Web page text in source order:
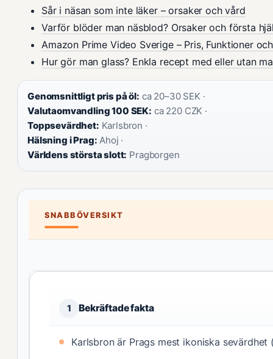
Sår i näsan som inte läker – orsaker och vård
Varför blöder man näsblod? Orsaker och första
Amazon Prime Video Sverige – Pris, Funktioner
Hur gör man glass? Enkla recept med eller utan
Genomsnittligt pris på öl: ca 20–30 SEK ·
Valutaomvandling 100 SEK: ca 220 CZK ·
Toppsevärdhet: Karlsbron ·
Hälsning i Prag: Ahoj ·
Världens största slott: Pragborgen
SNABBÖVERSIKT
1 Bekräftade fakta
Karlsbron är Prags mest ikoniska sevärdhet